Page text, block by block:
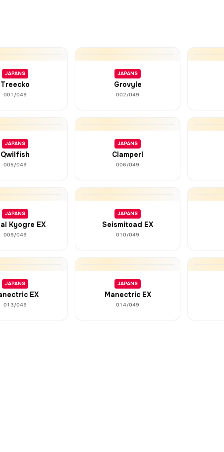
JAPANS
Treecko
001/049
JAPANS
Grovyle
002/049
JAPANS
Qwilfish
005/049
JAPANS
Clamperl
006/049
JAPANS
Kyogre EX
009/049
JAPANS
Seismitoad EX
010/049
JAPANS
EX
013/049
JAPANS
Manectric EX
014/049